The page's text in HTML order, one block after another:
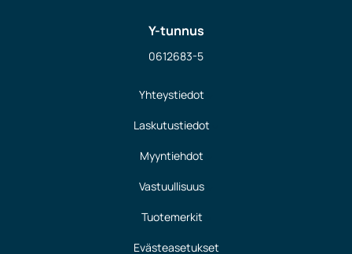
Y-tunnus
0612683-5
Yhteystiedot
Laskutustiedot
Myyntiehdot
Vastuullisuus
Tuotemerkit
Evästeasetukset